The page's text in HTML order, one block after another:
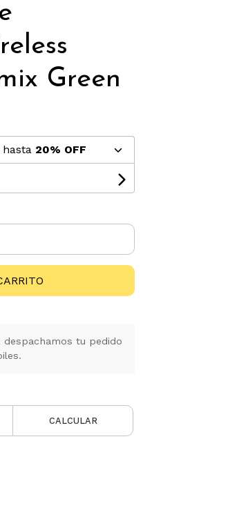
Green
20% OFF
despachamos tu pedido
CALCULAR